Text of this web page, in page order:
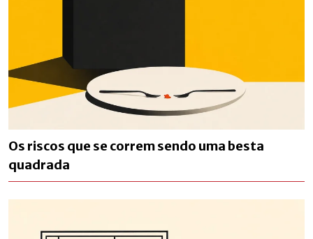
Os riscos que se correm sendo uma besta
quadrada